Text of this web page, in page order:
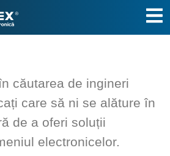
căutarea de ingineri
care să ni se alăture în
de a oferi soluții
electronicelor.